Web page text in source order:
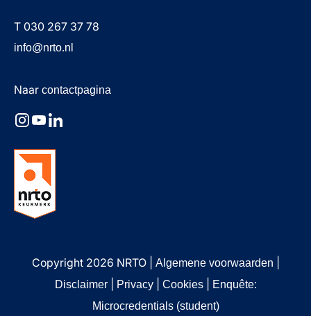
T 030 267 37 78
info@nrto.nl
Naar contactpagina
Copyright 2026 NRTO Algemene voorwaarden
Disclaimer Privacy Cookies
Enquête:
Microcredentials (student)